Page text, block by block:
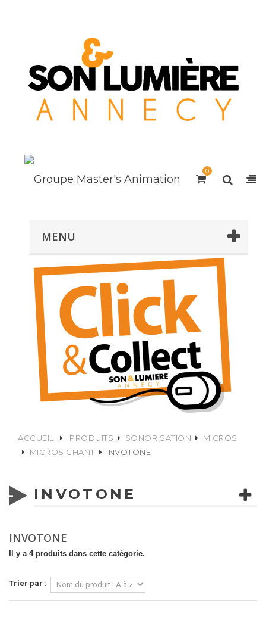
0
MENU
ACCUEIL PRODUITS SONORISATION
MICROS
MICROS CHANT
INVOTONE
INVOTONE
INVOTONE
Il y a 4 produits dans cette catégorie.
Trier par :